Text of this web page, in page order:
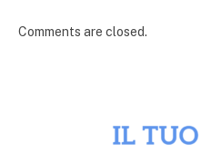
Comments are closed.